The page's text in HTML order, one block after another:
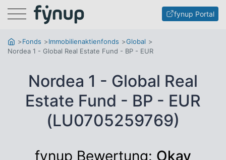
Menu fynup Portal
Fonds Immobilienaktienfonds
Global
Nordea 1 - Global Real Estate Fund - BP - EUR
Nordea 1 - Global Real
Estate Fund - BP - EUR
(LU0705259769)
fynup Bewertung: Okay